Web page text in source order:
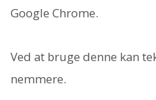
Google Chrome.
Ved at bruge denne kan
nemmere.